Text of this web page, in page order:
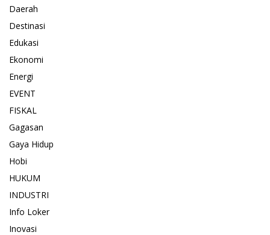
Daerah
Destinasi
Edukasi
Ekonomi
Energi
EVENT
FISKAL
Gagasan
Gaya Hidup
Hobi
HUKUM
INDUSTRI
Info Loker
Inovasi